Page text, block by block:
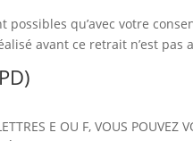
qu’avec votre
avant ce retrait n’est pas
E OU F, VOUS